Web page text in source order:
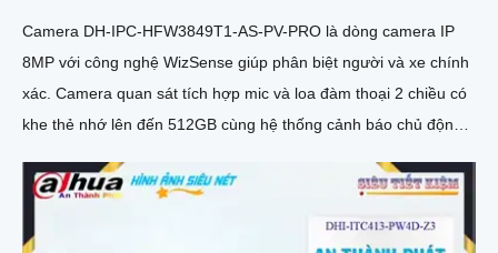
Camera DH-IPC-HFW3849T1-AS-PV-PRO là dòng camera IP
8MP với công nghệ WizSense giúp phân biệt người và xe chính
xác. Camera quan sát tích hợp mic và loa đàm thoại 2 chiều có
khe thẻ nhớ lên đến 512GB cùng hệ thống cảnh báo chủ động